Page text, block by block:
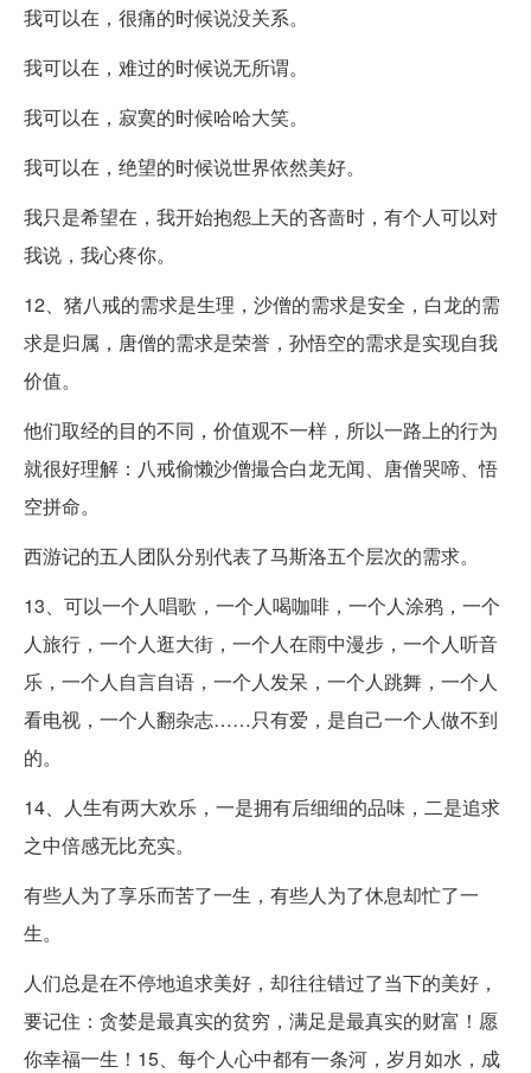
我可以在，很痛的时候说没关系。
我可以在，难过的时候说无所谓。
我可以在，寂寞的时候哈哈大笑。
我可以在，绝望的时候说世界依然美好。
我只是希望在，我开始抱怨上天的吝啬时，有个人可以对
我说，我心疼你。
12、猪八戒的需求是生理，沙僧的需求是安全，白龙的需
求是归属，唐僧的需求是荣誉，孙悟空的需求是实现自我
价值。
他们取经的目的不同，价值观不一样，所以一路上的行为
就很好理解：八戒偷懒沙僧撮合白龙无闻、唐僧哭啼、悟
空拼命。
西游记的五人团队分别代表了马斯洛五个层次的需求。
13、可以一个人唱歌，一个人喝咖啡，一个人涂鸦，一个
人旅行，一个人逛大街，一个人在雨中漫步，一个人听音
乐，一个人自言自语，一个人发呆，一个人跳舞，一个人
看电视，一个人翻杂志……只有爱，是自己一个人做不到
的。
14、人生有两大欢乐，一是拥有后细细的品味，二是追求
之中倍感无比充实。
有些人为了享乐而苦了一生，有些人为了休息却忙了一
生。
人们总是在不停地追求美好，却往往错过了当下的美好，
要记住：贪婪是最真实的贫穷，满足是最真实的财富！愿
你幸福一生！15、每个人心中都有一条河，岁月如水，成